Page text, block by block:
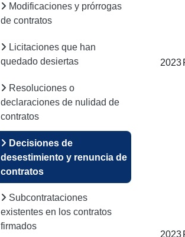
2023
2023
Modificaciones y prórrogas
de contratos
Licitaciones que han
quedado desiertas
Resoluciones o
declaraciones de nulidad de
contratos
Decisiones de
desestimiento y renuncia de
contratos
Subcontrataciones
existentes en los contratos
firmados